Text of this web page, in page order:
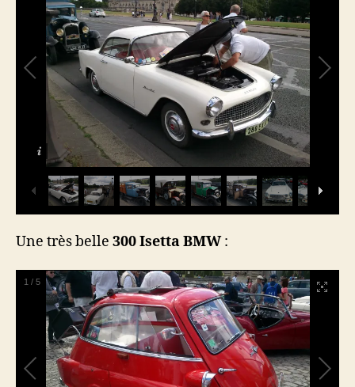
Une très belle 300 Isetta BMW:
1 / 5